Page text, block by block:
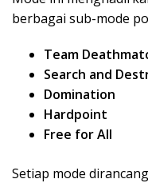
berbagai sub-mode
Team
Search and
Domination
Hardpoint
Free for All
Setiap mode